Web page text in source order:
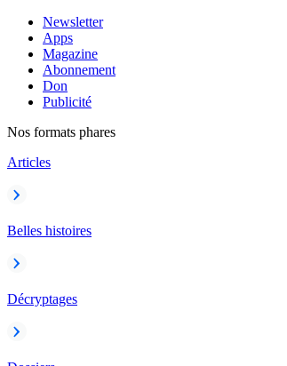
Newsletter
Apps
Magazine
Abonnement
Don
Publicité
Nos formats phares
Articles
Belles histoires
Décryptages